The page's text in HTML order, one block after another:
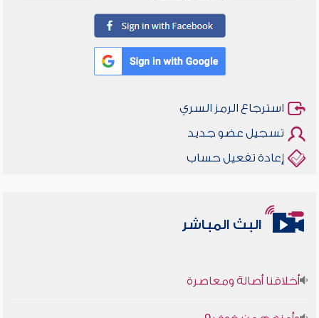
استرجاع الرمز السري
تسجيل عضو جديد
إعادة تفعيل حساب
البث المباشر
أخلاقنا أصالة ومعاصرة
وأمنهم من خوف 9